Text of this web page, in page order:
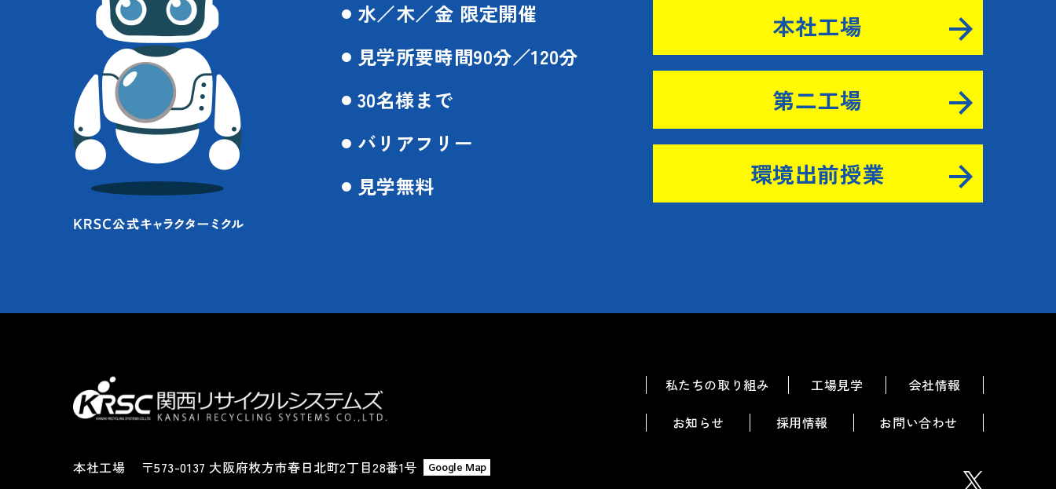
水／木／金 限定開催
見学所要時間90分／120分
30名様まで
バリアフリー
見学無料
本社工場
第二工場
環境出前授業
私たちの取り組み 工場見学
会社情報
お知らせ
採用情報 お問い合わせ
本社工場 〒573-0137 大阪府枚方市春日北町2丁目28番1号 Google Map